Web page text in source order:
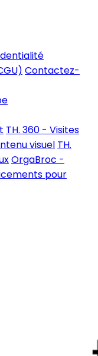
Contactez-
TH. 360 - Visites
visuel TH.
OrgaBroc -
pour